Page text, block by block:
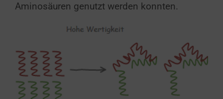
Aminosäuren genutzt werden konnten.